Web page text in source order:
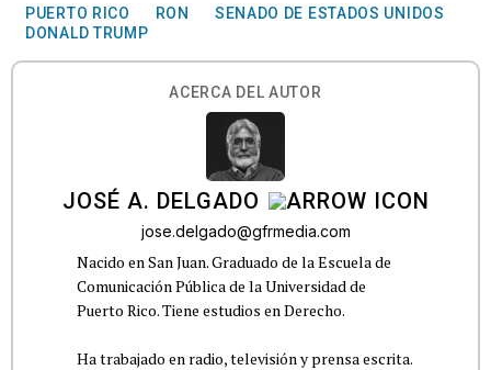
PUERTO RICO RON
SENADO DE ESTADOS UNIDOS
DONALD TRUMP
ACERCA DEL AUTOR
JOSÉ A. DELGADO
jose.delgado@gfrmedia.com
Nacido en San Juan. Graduado de la Escuela de
Comunicación Pública de la Universidad de
Puerto Rico. Tiene estudios en Derecho.
Ha trabajado en radio, televisión y prensa escrita.